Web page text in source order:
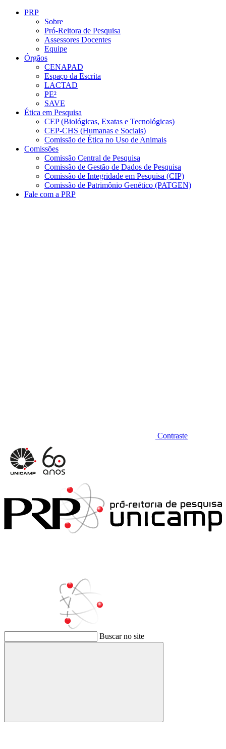
Conteúdo principal
PRP
Sobre
Pró-Reitora de Pesquisa
Assessores Docentes
Equipe
Órgãos
CENAPAD
Espaço da Escrita
LACTAD
PE²
SAVE
Ética em Pesquisa
CEP (Biológicas, Exatas e Tecnológicas)
CEP-CHS (Humanas e Sociais)
Comissão de Ética no Uso de Animais
Comissões
Comissão Central de Pesquisa
Comissão de Gestão de Dados de Pesquisa
Comissão de Integridade em Pesquisa (CIP)
Comissão de Patrimônio Genético (PATGEN)
Fale com a PRP
Contraste
Buscar no site
Buscar